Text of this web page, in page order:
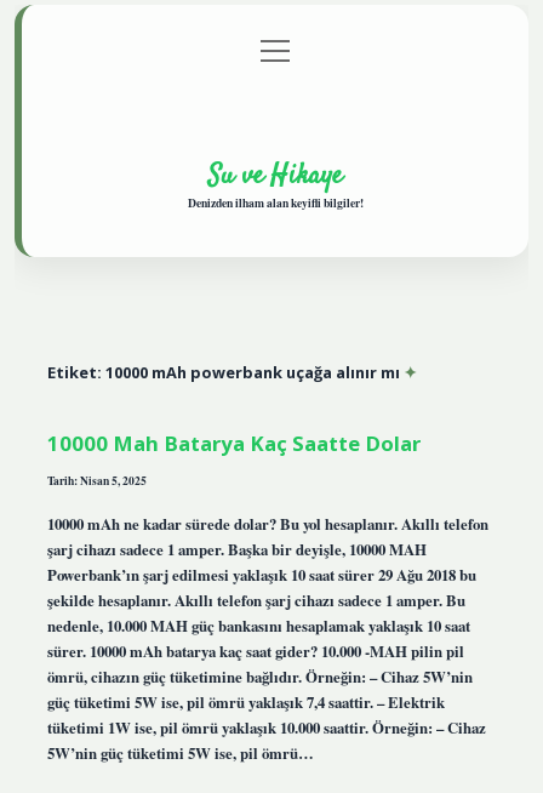
Gizlilik Politikası
menüyü
aç
Su ve Hikaye
Denizden ilham alan keyifli bilgiler!
Etiket: 10000 mAh powerbank uçağa alınır mı
10000 Mah Batarya Kaç Saatte Dolar
Tarih: Nisan 5, 2025
10000 mAh ne kadar sürede dolar? Bu yol hesaplanır. Akıllı telefon
şarj cihazı sadece 1 amper. Başka bir deyişle, 10000 MAH
Powerbank’ın şarj edilmesi yaklaşık 10 saat sürer 29 Ağu 2018 bu
şekilde hesaplanır. Akıllı telefon şarj cihazı sadece 1 amper. Bu
nedenle, 10.000 MAH güç bankasını hesaplamak yaklaşık 10 saat
sürer. 10000 mAh batarya kaç saat gider? 10.000 -MAH pilin pil
ömrü, cihazın güç tüketimine bağlıdır. Örneğin: – Cihaz 5W’nin
güç tüketimi 5W ise, pil ömrü yaklaşık 7,4 saattir. – Elektrik
tüketimi 1W ise, pil ömrü yaklaşık 10.000 saattir. Örneğin: – Cihaz
5W’nin güç tüketimi 5W ise, pil ömrü…